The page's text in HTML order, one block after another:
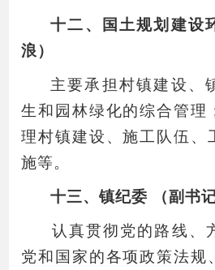
十二、国土规划建设
浪）
主要承担村镇建设、
生和园林绿化的综合管理
理村镇建设、施工队伍、
施等。
十三、镇纪委 （副书
认真贯彻党的路线、
党和国家的各项政策法规